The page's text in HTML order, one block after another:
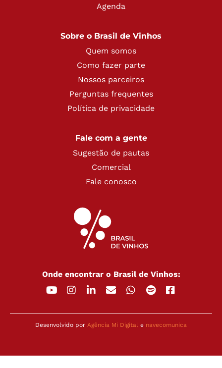
Agenda
Sobre o Brasil de Vinhos
Quem somos
Como fazer parte
Nossos parceiros
Perguntas frequentes
Política de privacidade
Fale com a gente
Sugestão de pautas
Comercial
Fale conosco
Onde encontrar o Brasil de Vinhos:
Desenvolvido por Agência Mi Digital e navecomunica